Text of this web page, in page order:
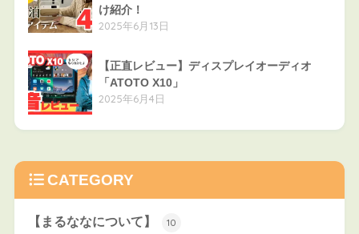
け紹介！
2025年6月13日
【正直レビュー】ディスプレイオーディオ
「ATOTO X10」
2025年6月4日
CATEGORY
【まるななについて】 10